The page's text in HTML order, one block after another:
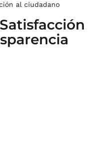
al ciudadano